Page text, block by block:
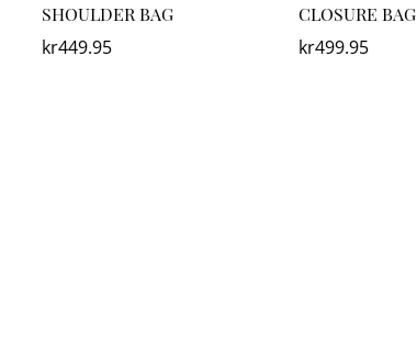
SHOULDER BAG
kr449.95
CLOSURE BAG
kr499.95